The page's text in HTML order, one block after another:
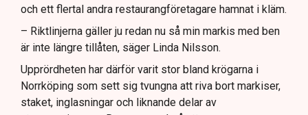
och ett flertal andra restaurangföretagare hamnat i kläm.
– Riktlinjerna gäller ju redan nu så min markis med ben
är inte längre tillåten, säger Linda Nilsson.
Upprördheten har därför varit stor bland krögarna i
Norrköping som sett sig tvungna att riva bort markiser,
staket, inglasningar och liknande delar av